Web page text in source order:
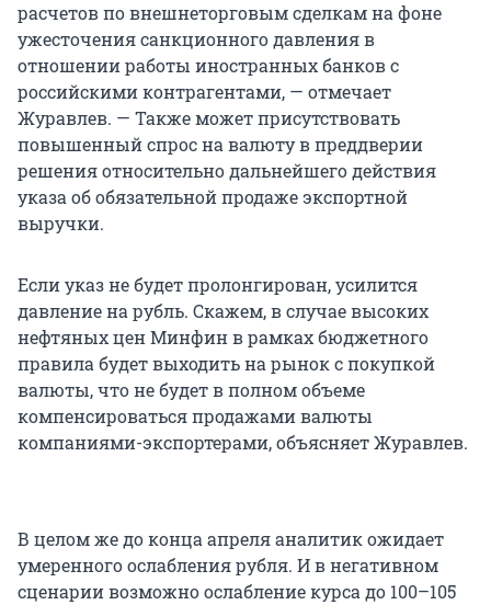
расчетов по внешнеторговым сделкам на фоне
ужесточения санкционного давления в
отношении работы иностранных банков с
российскими контрагентами, — отмечает
Журавлев. — Также может присутствовать
повышенный спрос на валюту в преддверии
решения относительно дальнейшего действия
указа об обязательной продаже экспортной
выручки.
Если указ не будет пролонгирован, усилится
давление на рубль. Скажем, в случае высоких
нефтяных цен Минфин в рамках бюджетного
правила будет выходить на рынок с покупкой
валюты, что не будет в полном объеме
компенсироваться продажами валюты
компаниями-экспортерами, объясняет Журавлев.
В целом же до конца апреля аналитик ожидает
умеренного ослабления рубля. И в негативном
сценарии возможно ослабление курса до 100–105